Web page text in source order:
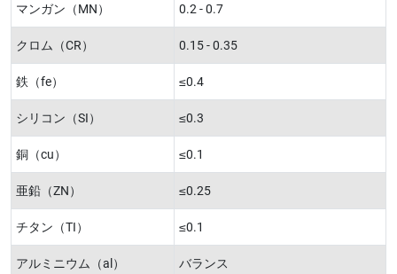
マンガン（MN） 0.2 - 0.7
クロム（CR） 0.15 - 0.35
鉄（fe） ≤0.4
シリコン（SI） ≤0.3
銅（cu） ≤0.1
亜鉛（ZN） ≤0.25
チタン（TI） ≤0.1
アルミニウム（al） バランス